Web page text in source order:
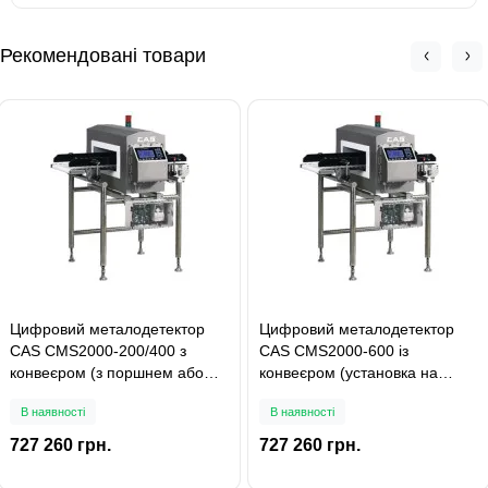
Рекомендовані товари
Цифровий металодетектор
CAS CMS2000-200/400 з
конвеєром (з поршнем або
В наявності
727 260 грн.
Цифровий металодетектор
CAS CMS2000-600 із
конвеєром (установка на
В наявності
727 260 грн.